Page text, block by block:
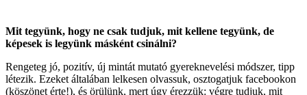
Mit tegyünk, hogy ne csak tudjuk, mit kellene tegyünk, de
képesek is legyünk másként csinálni?
Rengeteg jó, pozitív, új mintát mutató gyereknevelési módszer, tipp
létezik. Ezeket általában lelkesen olvassuk, osztogatjuk facebookon
(köszönet érte!), és örülünk, mert úgy érezzük: végre tudjuk, mit